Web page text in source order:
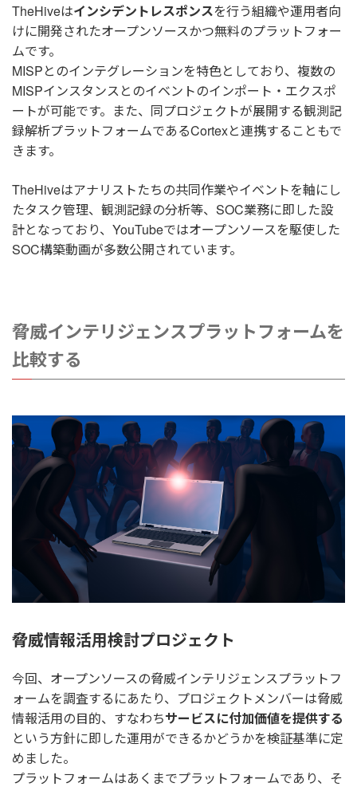
TheHiveはインシデントレスポンスを行う組織や運用者向
けに開発されたオープンソースかつ無料のプラットフォー
ムです。
MISPとのインテグレーションを特色としており、複数の
MISPインスタンスとのイベントのインポート・エクスポ
ートが可能です。また、同プロジェクトが展開する観測記
録解析プラットフォームであるCortexと連携することもで
きます。
TheHiveはアナリストたちの共同作業やイベントを軸にし
たタスク管理、観測記録の分析等、SOC業務に即した設
計となっており、YouTubeではオープンソースを駆使した
SOC構築動画が多数公開されています。
脅威インテリジェンスプラットフォームを
比較する
脅威情報活用検討プロジェクト
今回、オープンソースの脅威インテリジェンスプラットフ
ォームを調査するにあたり、プロジェクトメンバーは脅威
情報活用の目的、すなわちサービスに付加価値を提供する
という方針に即した運用ができるかどうかを検証基準に定
めました。
プラットフォームはあくまでプラットフォームであり、そ